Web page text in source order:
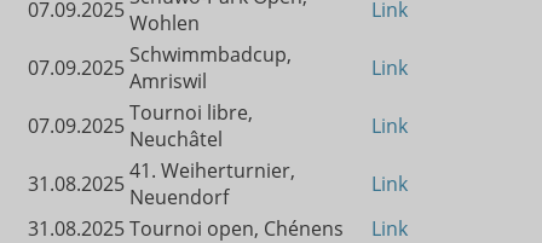
07.09.2025Wohlen
Link
07.09.2025 Schwimmbadcup,
Amriswil
Link
07.09.2025Tournoi libre,
Neuchâtel
Link
31.08.202541. Weiherturnier,
Neuendorf
Link
31.08.2025Tournoi open, Chénens
Link